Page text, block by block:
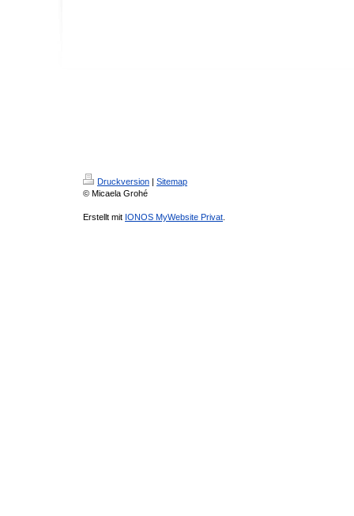
Druckversion | Sitemap
© Micaela Grohé
Erstellt mit IONOS MyWebsite Privat